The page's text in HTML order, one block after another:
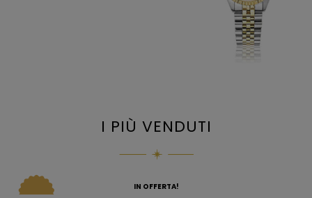
I PIÙ VENDUTI
IN OFFERTA!